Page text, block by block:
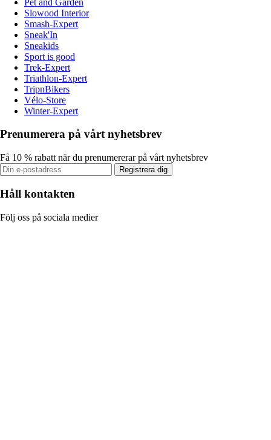
Slowood Interior
Smash-Expert
Sneak'In
Sneakids
Sport is good
Trek-Expert
Triathlon-Expert
TripnBikers
Vélo-Store
Winter-Expert
Prenumerera på vårt nyhetsbrev
Få 10 % rabatt när du prenumererar på vårt nyhetsbrev
Registrera dig
Håll kontakten
Följ oss på sociala medier